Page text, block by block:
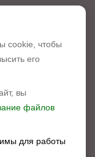
cookie, чтобы
его
вы
файлов
для работы